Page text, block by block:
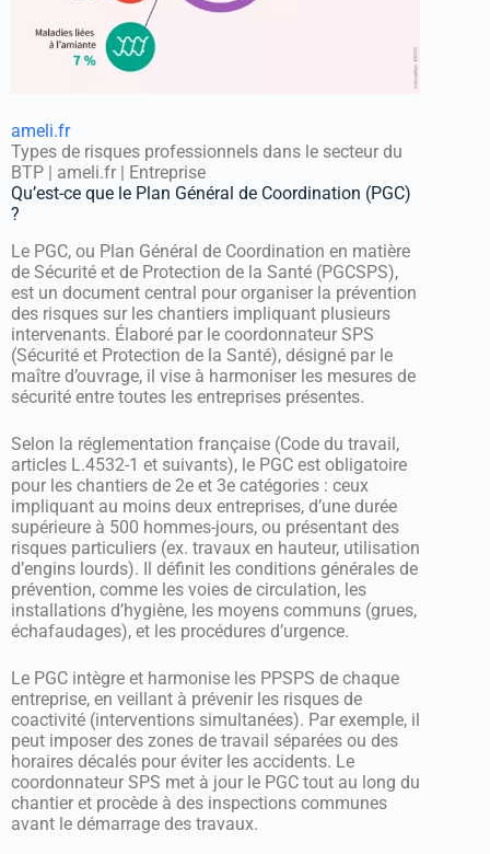
ameli.fr
Types de risques professionnels dans le secteur du
BTP | ameli.fr | Entreprise
Qu’est-ce que le Plan Général de Coordination (PGC)
?
Le PGC, ou Plan Général de Coordination en matière
de Sécurité et de Protection de la Santé (PGCSPS),
est un document central pour organiser la prévention
des risques sur les chantiers impliquant plusieurs
intervenants. Élaboré par le coordonnateur SPS
(Sécurité et Protection de la Santé), désigné par le
maître d’ouvrage, il vise à harmoniser les mesures de
sécurité entre toutes les entreprises présentes.
Selon la réglementation française (Code du travail,
articles L.4532-1 et suivants), le PGC est obligatoire
pour les chantiers de 2e et 3e catégories : ceux
impliquant au moins deux entreprises, d’une durée
supérieure à 500 hommes-jours, ou présentant des
risques particuliers (ex. travaux en hauteur, utilisation
d’engins lourds). Il définit les conditions générales de
prévention, comme les voies de circulation, les
installations d’hygiène, les moyens communs (grues,
échafaudages), et les procédures d’urgence.
Le PGC intègre et harmonise les PPSPS de chaque
entreprise, en veillant à prévenir les risques de
coactivité (interventions simultanées). Par exemple, il
peut imposer des zones de travail séparées ou des
horaires décalés pour éviter les accidents. Le
coordonnateur SPS met à jour le PGC tout au long du
chantier et procède à des inspections communes
avant le démarrage des travaux.